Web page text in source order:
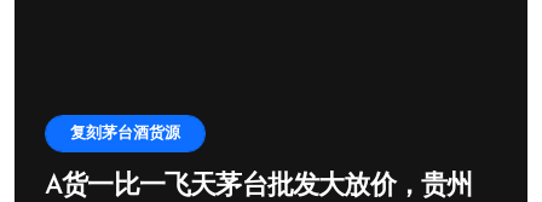
复刻茅台酒货源
A货一比一飞天茅台批发大放价，贵州